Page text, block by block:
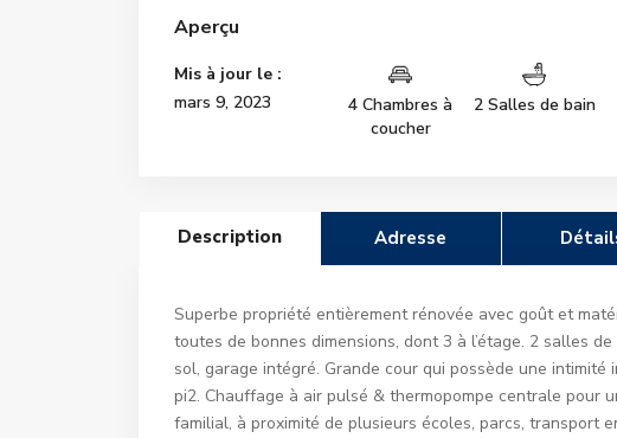
Aperçu
Mis à jour le :
mars 9, 2023
4 Chambres à
coucher
2 Salles de bain
Description Adresse
Superbe propriété entièrement rénovée avec goût et
toutes de bonnes dimensions, dont 3 à l’étage. 2 salles
sol, garage intégré. Grande cour qui possède une
pi2. Chauffage à air pulsé & thermopompe centrale pour
familial, à proximité de plusieurs écoles, parcs, transport